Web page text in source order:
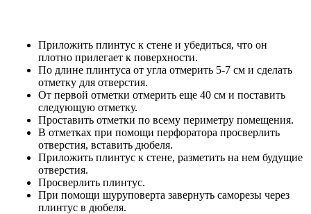
Приложить плинтус к стене и убедиться, что он
плотно прилегает к поверхности.
По длине плинтуса от угла отмерить 5-7 см и сделать
отметку для отверстия.
От первой отметки отмерить еще 40 см и поставить
следующую отметку.
Проставить отметки по всему периметру помещения.
В отметках при помощи перфоратора просверлить
отверстия, вставить дюбеля.
Приложить плинтус к стене, разметить на нем будущие
отверстия.
Просверлить плинтус.
При помощи шуруповерта завернуть саморезы через
плинтус в дюбеля.